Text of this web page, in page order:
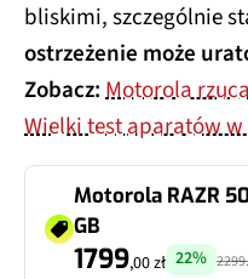
bliskimi, szczególnie
ostrzeżenie może
Zobacz:Motorola
Wielki test aparatów
Motorola RAZR
GB
1799,00 zł 22%